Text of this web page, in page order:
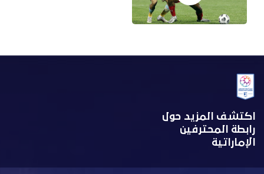
اكتشف المزيد حول
رابطة المحترفين
الإماراتية